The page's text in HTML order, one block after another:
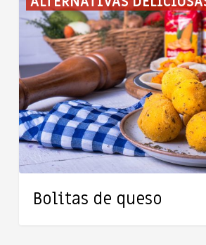
de
queso
Bolitas de queso